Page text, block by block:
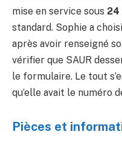
mise en service sous 24
standard. Sophie a
après avoir renseigné
vérifier que SAUR
le formulaire. Le tout
qu’elle avait le numéro
Pièces et